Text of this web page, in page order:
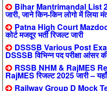
Bihar Mantrimandal List
जारी, जाने किन-किन लोगो में लिया
Patna High Court
कोर्ट मजदूर भर्ती रिजल्ट जारी
DSSSB Various Post
DSSSB विभिन्न पद परीक्षा आंसर
RSSB NHM & RajMES
RajMES रिजल्ट 2025 जारी –
Railway Group D Mock